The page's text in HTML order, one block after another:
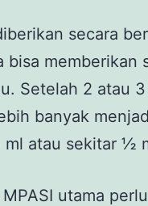
secara
bisa memberikan
Setelah 2 atau
banyak
ml atau sekitar ½
utama